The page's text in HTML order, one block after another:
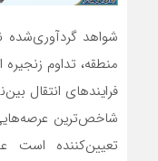
شواهد
منطقه، تداوم
فرایندهای انتقال
شاخص‌ترین
تعیین‌کننده است